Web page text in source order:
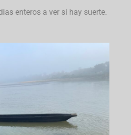
enteros a ver si hay suerte.